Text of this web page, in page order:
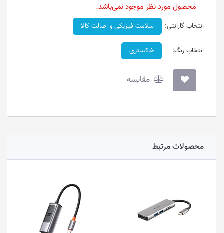
محصول مورد نظر موجود نمی‌باشد.
انتخاب گارانتی: سلامت فیزیکی و اصالت کالا
انتخاب رنگ: خاکستری
مقایسه
محصولات مرتبط